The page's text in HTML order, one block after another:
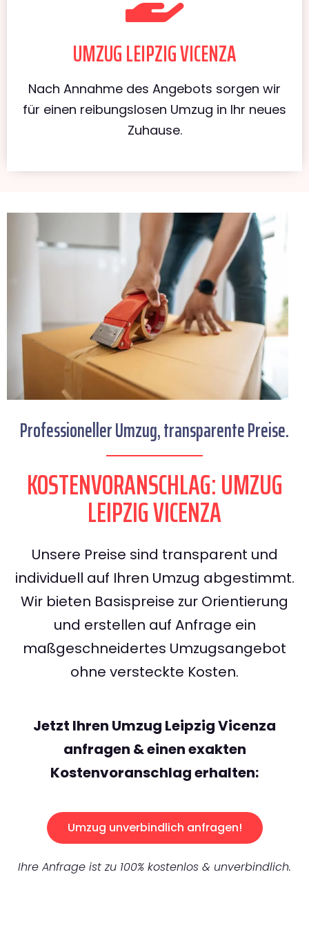
UMZUG LEIPZIG VICENZA
Nach Annahme des Angebots sorgen wir
für einen reibungslosen Umzug in Ihr neues
Zuhause.
Professioneller Umzug, transparente Preise.
KOSTENVORANSCHLAG: UMZUG
LEIPZIG VICENZA
Unsere Preise sind transparent und
individuell auf Ihren Umzug abgestimmt.
Wir bieten Basispreise zur Orientierung
und erstellen auf Anfrage ein
maßgeschneidertes Umzugsangebot
ohne versteckte Kosten.
Jetzt Ihren Umzug Leipzig Vicenza
anfragen & einen exakten
Kostenvoranschlag erhalten:
Umzug unverbindlich anfragen!
Ihre Anfrage ist zu 100% kostenlos & unverbindlich.